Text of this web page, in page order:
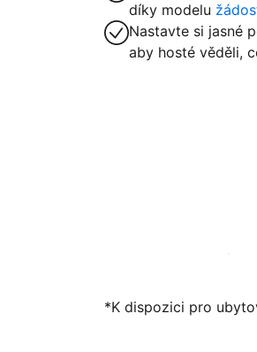
díky modelu
Nastavte si jasné
aby hosté věděli,
Zaregistrovat
*K dispozici pro